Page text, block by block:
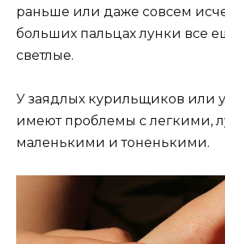
раньше или даже совсем
больших пальцах лунки все
светлые.
У заядлых курильщиков или
имеют проблемы с легкими,
маленькими и тоненькими.